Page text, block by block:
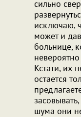
сильно
исключаю,
может и
больнице,
Кстати, их
остается
шума они